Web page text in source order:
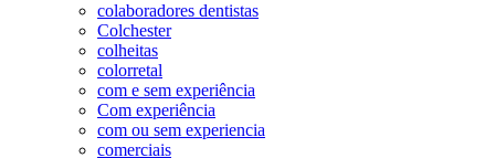
colaboradores dentistas
Colchester
colheitas
colorretal
com e sem experiência
Com experiência
com ou sem experiencia
comerciais